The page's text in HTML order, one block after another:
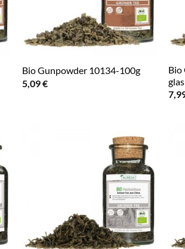
Bio Gunpowder 10134-100g
5,09€
Bio
glas